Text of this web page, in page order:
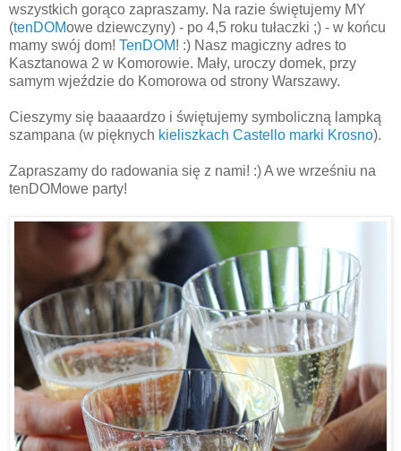
wszystkich gorąco zapraszamy. Na razie świętujemy MY
(tenDOMowe dziewczyny) - po 4,5 roku tułaczki ;) - w końcu
mamy swój dom! TenDOM! :) Nasz magiczny adres to
Kasztanowa 2 w Komorowie. Mały, uroczy domek, przy
samym wjeździe do Komorowa od strony Warszawy.
Cieszymy się baaaardzo i świętujemy symboliczną lampką
szampana (w pięknych kieliszkach Castello marki Krosno).
Zapraszamy do radowania się z nami! :) A we wrześniu na
tenDOMowe party!